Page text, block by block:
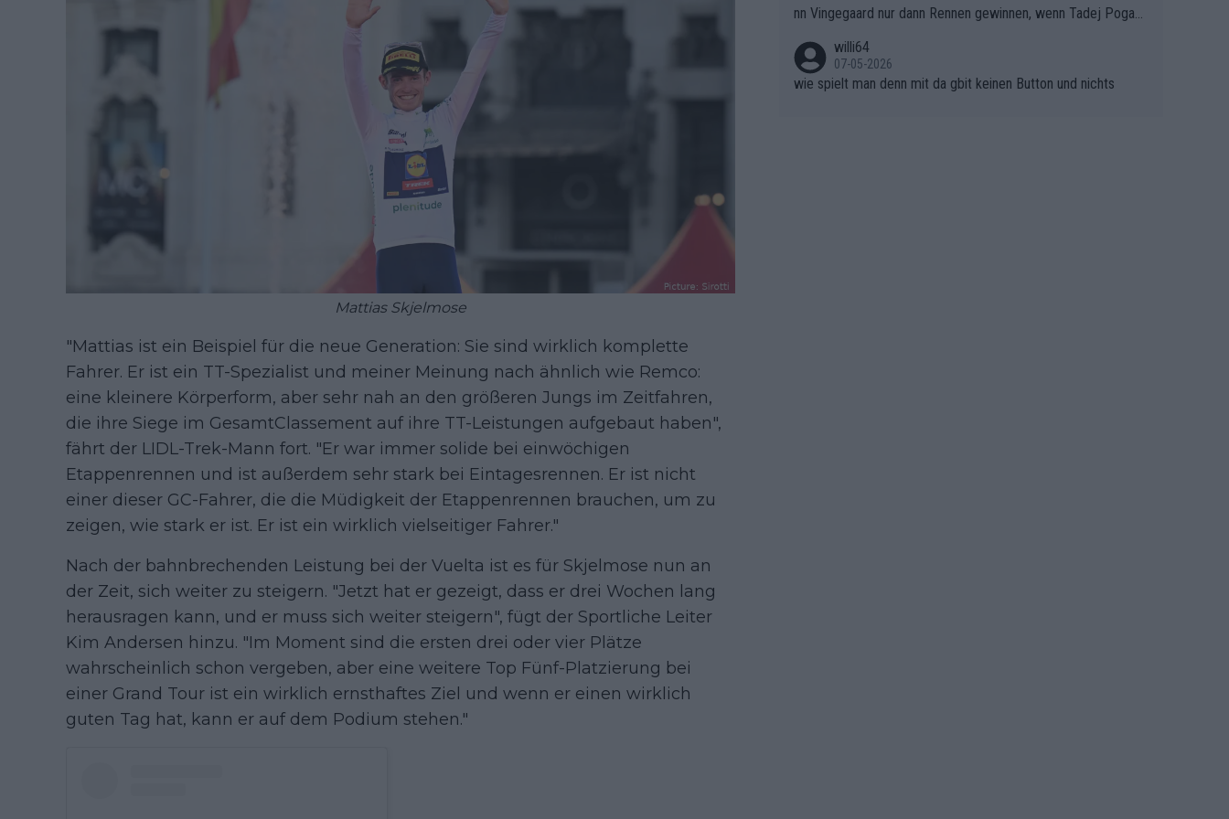
Mattias Skjelmose
"Mattias ist ein Beispiel für die neue Generation: Sie sind wirklich komplette
Fahrer. Er ist ein TT-Spezialist und meiner Meinung nach ähnlich wie Remco:
eine kleinere Körperform, aber sehr nah an den größeren Jungs im Zeitfahren,
die ihre Siege im GesamtClassement auf ihre TT-Leistungen aufgebaut haben",
fährt der LIDL-Trek-Mann fort. "Er war immer solide bei einwöchigen
Etappenrennen und ist außerdem sehr stark bei Eintagesrennen. Er ist nicht
einer dieser GC-Fahrer, die die Müdigkeit der Etappenrennen brauchen, um zu
zeigen, wie stark er ist. Er ist ein wirklich vielseitiger Fahrer."
Nach der bahnbrechenden Leistung bei der Vuelta ist es für Skjelmose nun an
der Zeit, sich weiter zu steigern. "Jetzt hat er gezeigt, dass er drei Wochen lang
herausragen kann, und er muss sich weiter steigern", fügt der Sportliche Leiter
Kim Andersen hinzu. "Im Moment sind die ersten drei oder vier Plätze
wahrscheinlich schon vergeben, aber eine weitere Top Fünf-Platzierung bei
einer Grand Tour ist ein wirklich ernsthaftes Ziel und wenn er einen wirklich
guten Tag hat, kann er auf dem Podium stehen."
berwasser, aber SD Worx und Vollering müssen jetzt All-In ge
hen. (gregmann)
nn Vingegaard nur dann Rennen gewinnen, wenn Tadej Pogaca
willi64
07-05-2026
wie spielt man denn mit da gbit keinen Button und nichts